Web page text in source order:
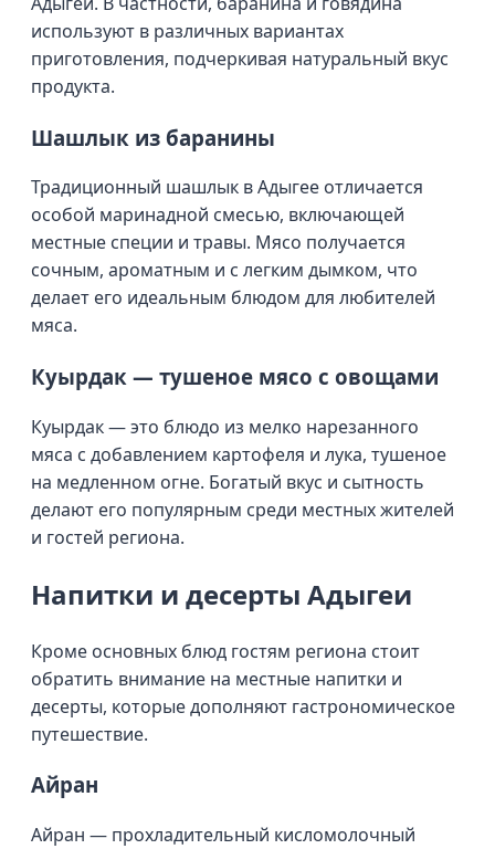
используют в различных вариантах
приготовления, подчеркивая натуральный вкус
продукта.
Шашлык из баранины
Традиционный шашлык в Адыгее отличается
особой маринадной смесью, включающей
местные специи и травы. Мясо получается
сочным, ароматным и с легким дымком, что
делает его идеальным блюдом для любителей
мяса.
Куырдак — тушеное мясо с овощами
Куырдак — это блюдо из мелко нарезанного
мяса с добавлением картофеля и лука, тушеное
на медленном огне. Богатый вкус и сытность
делают его популярным среди местных жителей
и гостей региона.
Напитки и десерты Адыгеи
Кроме основных блюд гостям региона стоит
обратить внимание на местные напитки и
десерты, которые дополняют гастрономическое
путешествие.
Айран
Айран — прохладительный кисломолочный